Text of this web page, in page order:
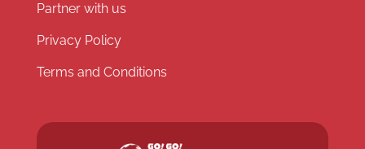
Partner with us
Privacy Policy
Terms and Conditions